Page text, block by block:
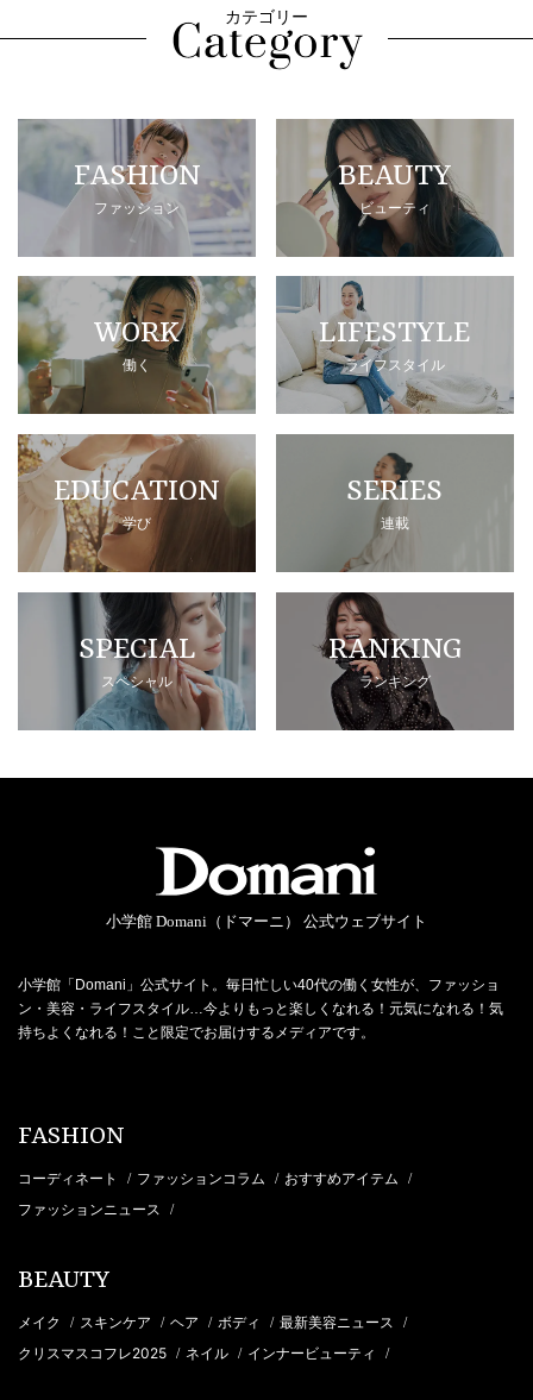
カテゴリー
FASHION
ファッション
BEAUTY
ビューティ
WORK
働く
LIFESTYLE
ライフスタイル
EDUCATION
学び
SERIES
連載
SPECIAL
スペシャル
RANKING
ランキング
小学館 Domani（ドマーニ） 公式ウェブサイト
小学館「Domani」公式サイト。毎日忙しい40代の働く女性が、ファッショ
ン・美容・ライフスタイル…今よりもっと楽しくなれる！元気になれる！気
持ちよくなれる！こと限定でお届けするメディアです。
FASHION
コーディネート / ファッションコラム / おすすめアイテム /
ファッションニュース /
BEAUTY
メイク / スキンケア / ヘア / ボディ / 最新美容ニュース /
クリスマスコフレ2025 / ネイル / インナービューティ /